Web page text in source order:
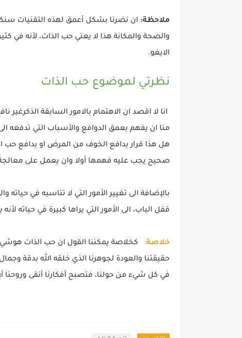
ملاحظة: ان نضرنا بشكل أعمق لهذه التقنيات
والصحة والمكانة هذا لا يعني حب الذات، لأنه في
الايغو.
نظرتي لموضوع حب الذات
انا لا اقصد ان الاهتمام بالامور السابقة
منا ان يفهم بعمق الدوافع والأسباب التي تدفعه
هل هذا قرار بدافع الخوف من المرض او بدافع حب
صحيح يجب عليه فهمها أولا وان يعمل على
بالإضافة الى تغيير الأمور التي لا تناسبه في حياته
قفل الباب، الى الأمور التي يراها كبيرة في
خلاصة:
كخلاصة يمكننا القول ان حب الذات
حقيقتنا والعودة لجوهرنا الذي خلقه الله بدقة
في كل شيء من حولنا، فتصبح أفكارنا أنقى وروحنا